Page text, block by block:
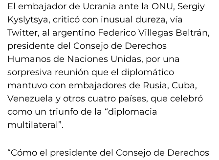
El embajador de Ucrania ante la ONU, Sergiy
Kyslytsya, criticó con inusual dureza, vía
Twitter, al argentino Federico Villegas Beltrán,
presidente del Consejo de Derechos
Humanos de Naciones Unidas, por una
sorpresiva reunión que el diplomático
mantuvo con embajadores de Rusia, Cuba,
Venezuela y otros cuatro países, que celebró
como un triunfo de la “diplomacia
multilateral”.
“Cómo el presidente del Consejo de Derechos